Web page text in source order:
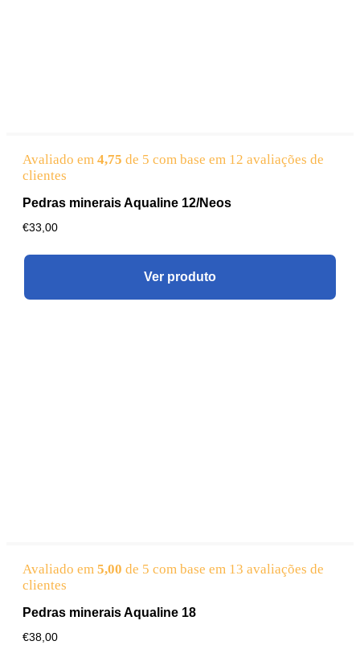
Avaliado em 4,75 de 5 com base em 12 avaliações de
clientes
Pedras minerais Aqualine 12/Neos
€33,00
Ver produto
Avaliado em 5,00 de 5 com base em 13 avaliações de
clientes
Pedras minerais Aqualine 18
€38,00